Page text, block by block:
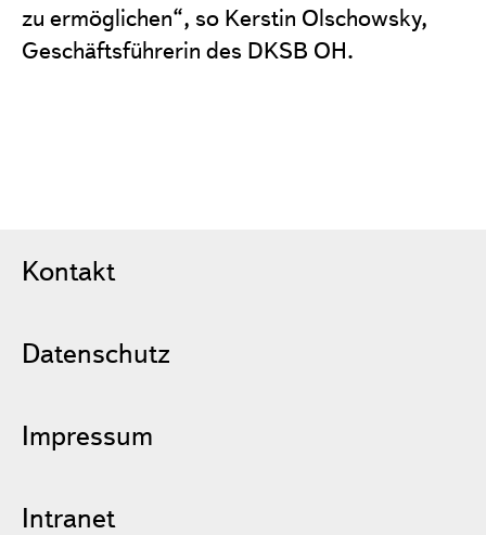
zu ermöglichen“, so Kerstin Olschowsky,
Geschäftsführerin des DKSB OH.
Kontakt
Datenschutz
Impressum
Intranet